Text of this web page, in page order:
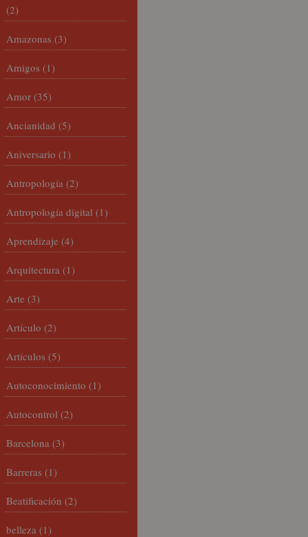
(2)
Amazonas (3)
Amigos (1)
Amor (35)
Ancianidad (5)
Aniversario (1)
Antropología (2)
Antropología digital (1)
Aprendizaje (4)
Arquitectura (1)
Arte (3)
Artículo (2)
Artículos (5)
Autoconocimiento (1)
Autocontrol (2)
Barcelona (3)
Barreras (1)
Beatificación (2)
belleza (1)